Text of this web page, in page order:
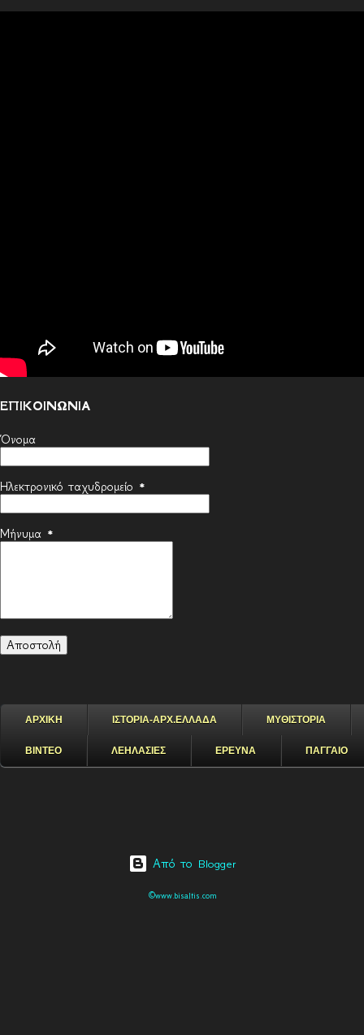
λ
ΕΠΙΚΟΙΝΩΝΙΑ
Όνομα
Ηλεκτρονικό ταχυδρομείο *
Μήνυμα *
ΑΡΧΙΚΗ ΙΣΤΟΡΙΑ-ΑΡΧ.ΕΛΛΑΔΑ ΜΥΘΙΣΤΟΡΙΑ
ΒΙΝΤΕΟ ΛΕΗΛΑΣΙΕΣ ΕΡΕΥΝΑ ΠΑΓΓΑΙΟ
Από το Blogger
©www.bisaltis.com